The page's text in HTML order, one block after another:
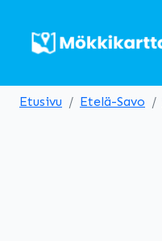
Etusivu Etelä-Savo